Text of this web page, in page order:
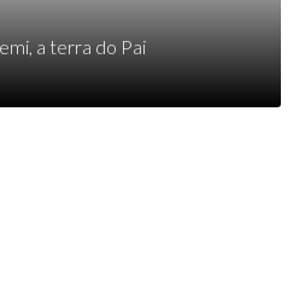
a terra do Pai